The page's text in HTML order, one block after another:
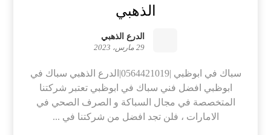
الذهبي
الدرع الذهبي
29 مارس، 2023
سباك في ابوظبي |0564421019|الدرع الذهبي سباك في
ابوظبي افضل فني سباك في ابوظبي تعتبر شركتنا
المتخصصة في مجال السباكة و الصرف الصحي في
الامارات ، فلن تجد افضل من شركتنا في ...